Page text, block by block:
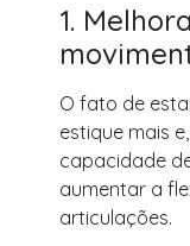
1.
O fato de
estique mais
capacidade
aumentar a
articulações.